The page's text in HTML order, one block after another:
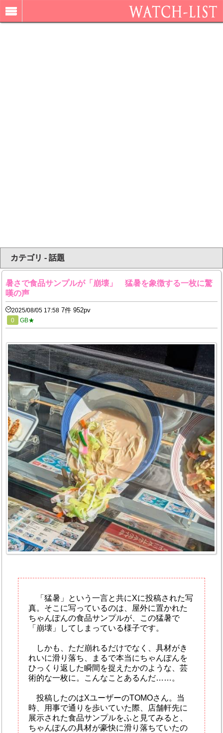
カテゴリ - 話題
暑さで食品サンプルが「崩壊」 猛暑を象徴する一枚に驚
嘆の声
2025/08/05 17:58 7件 952pv
0 GB★
「猛暑」という一言と共にXに投稿された写
真。そこに写っているのは、屋外に置かれた
ちゃんぽんの食品サンプルが、この猛暑で
「崩壊」してしまっている様子です。
しかも、ただ崩れるだけでなく、具材がき
れいに滑り落ち、まるで本当にちゃんぽんを
ひっくり返した瞬間を捉えたかのような、芸
術的な一枚に。こんなことあるんだ……。
投稿したのはXユーザーのTOMOさん。当
時、用事で通りを歩いていた際、店舗軒先に
展示された食品サンプルをふと見てみると、
ちゃんぽんの具材が豪快に滑り落ちていたの